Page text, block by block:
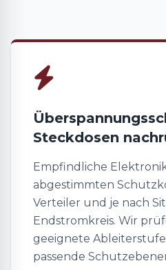
Steckdosen
Empfindliche
abgestimmten
Verteiler und je nach
Endstromkreis. Wir
geeignete
passende